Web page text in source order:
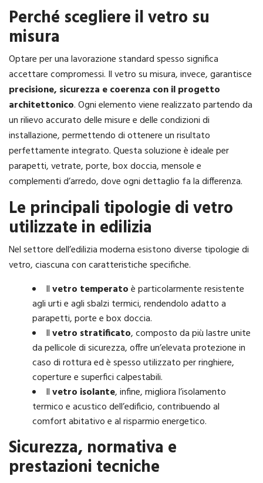
Perché scegliere il vetro su
misura
Optare per una lavorazione standard spesso significa
accettare compromessi. Il vetro su misura, invece, garantisce
precisione, sicurezza e coerenza con il progetto
architettonico. Ogni elemento viene realizzato partendo da
un rilievo accurato delle misure e delle condizioni di
installazione, permettendo di ottenere un risultato
perfettamente integrato. Questa soluzione è ideale per
parapetti, vetrate, porte, box doccia, mensole e
complementi d’arredo, dove ogni dettaglio fa la differenza.
Le principali tipologie di vetro
utilizzate in edilizia
Nel settore dell’edilizia moderna esistono diverse tipologie di
vetro, ciascuna con caratteristiche specifiche.
Ilvetro temperatoè particolarmente resistente
agli urti e agli sbalzi termici, rendendolo adatto a
parapetti, porte e box doccia.
Ilvetro stratificato, composto da più lastre unite
da pellicole di sicurezza, offre un’elevata protezione in
caso di rottura ed è spesso utilizzato per ringhiere,
coperture e superfici calpestabili.
Ilvetro isolante, infine, migliora l’isolamento
termico e acustico dell’edificio, contribuendo al
comfort abitativo e al risparmio energetico.
Sicurezza, normativa e
prestazioni tecniche